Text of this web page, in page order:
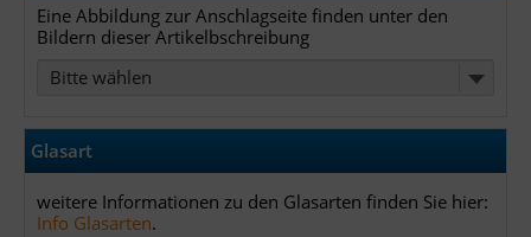
Eine Abbildung zur Anschlagseite finden unter den
Bildern dieser Artikelbschreibung
Bitte wählen
Glasart
weitere Informationen zu den Glasarten finden Sie hier:
Info Glasarten.